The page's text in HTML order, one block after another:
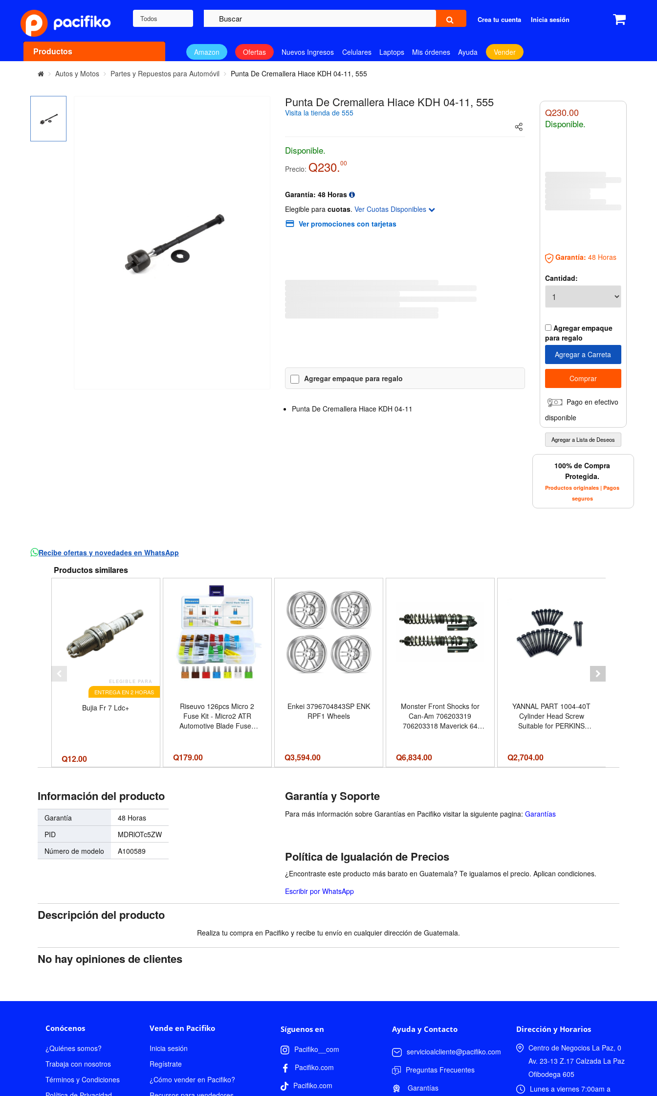
Todos Crea tu cuenta Inicia sesión
Productos Amazon Ofertas Nuevos Ingresos Celulares Laptops Mis órdenes Ayuda Vender
Autos y Motos Partes y Repuestos para Automóvil Punta De Cremallera Hiace KDH 04-11, 555
Punta De Cremallera Hiace KDH 04-11, 555
Visita la tienda de 555
Disponible.
Precio: Q230.00
Garantía: 48 Horas
Elegible para cuotas. Ver Cuotas Disponibles
Ver promociones con tarjetas
Agregar empaque para regalo
Punta De Cremallera Hiace KDH 04-11
Q230.00
Disponible.
Garantía: 48 Horas
Cantidad:
Agregar empaque
para regalo
Pago en efectivo
disponible
100% de Compra
Protegida.
Productos originales | Pagos
seguros
Recibe ofertas y novedades en WhatsApp
Productos similares
ELEGIBLE PARA
ENTREGA EN 2 HORAS
Bujia Fr 7 Ldc+
Q12.00
Riseuvo 126pcs Micro 2
Fuse Kit - Micro2 ATR
Automotive Blade Fuses
Replacement with Fuse
Puller (5A, 7.5A, 10A, 15A,
Q179.00
Enkei 3796704843SP ENK
RPF1 Wheels
Q3,594.00
Monster Front Shocks for
Can-Am 706203319
706203318 Maverick 64
2020 2021 - Responsive
Handling Quality Tested
Q6,834.00
YANNAL PART 1004-40T
Cylinder Head Screw
Suitable for PERKINS
Q2,704.00
Información del producto
Garantía
48 Horas
PID
MDRlOTc5ZW
Número de modelo
A100589
Garantía y Soporte
Para más información sobre Garantías en Pacifiko visitar la siguiente pagina: Garantías
Política de Igualación de Precios
¿Encontraste este producto más barato en Guatemala? Te igualamos el precio. Aplican condiciones.
Escribir por WhatsApp
Descripción del producto
Realiza tu compra en Pacifiko y recibe tu envío en cualquier dirección de Guatemala.
No hay opiniones de clientes
Conócenos
¿Quiénes somos?
Trabaja con nosotros
Términos y Condiciones
Vende en Pacifiko
Inicia sesión
Regístrate
¿Cómo vender en Pacifiko?
Síguenos en
Pacifiko__com
Pacifiko.com
Pacifiko.com
Ayuda y Contacto
servicioalcliente@pacifiko.com
Preguntas Frecuentes
Garantías
Dirección y Horarios
Centro de Negocios La Paz, 0
Av. 23-13 Z.17 Calzada La Paz
Ofibodega 605
Lunes a viernes 7:00am a